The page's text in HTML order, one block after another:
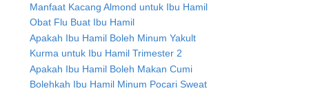
Manfaat Kacang Almond untuk Ibu Hamil
Obat Flu Buat Ibu Hamil
Apakah Ibu Hamil Boleh Minum Yakult
Kurma untuk Ibu Hamil Trimester 2
Apakah Ibu Hamil Boleh Makan Cumi
Bolehkah Ibu Hamil Minum Pocari Sweat